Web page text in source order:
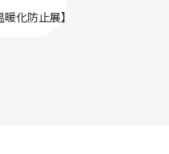
化防止展】